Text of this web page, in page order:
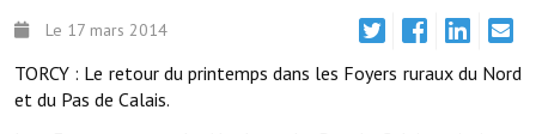
Urbanisme
Nous contacter
Le 17 mars 2014
TORCY : Le retour du printemps dans les Foyers ruraux du Nord
et du Pas de Calais.